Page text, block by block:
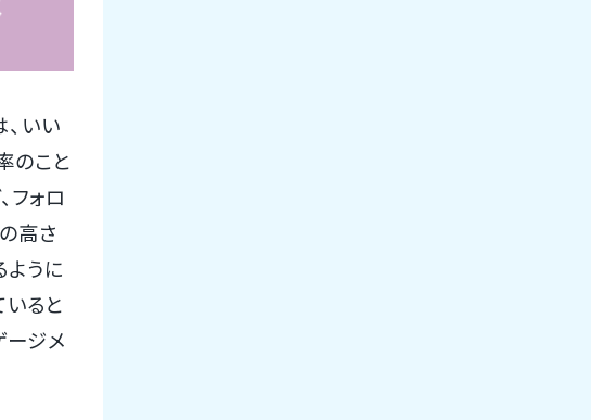
いい
のこと
フォロ
高さ
ように
いると
ージメ